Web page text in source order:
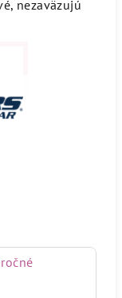
nezaväzujú